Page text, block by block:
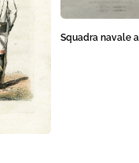
Squadra navale